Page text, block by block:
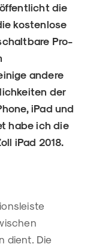
die
kostenlose
Pro-
andere
der
iPad und
habe ich die
iPad 2018.
dient. Die